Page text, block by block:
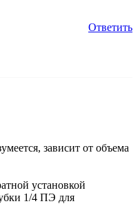
Ответить
зависит от объема
установкой
1/4 ПЭ для